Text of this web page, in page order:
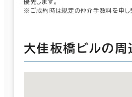
優先します。
※ご成約時は規定の仲介手数料を申し
大佳板橋ビルの周